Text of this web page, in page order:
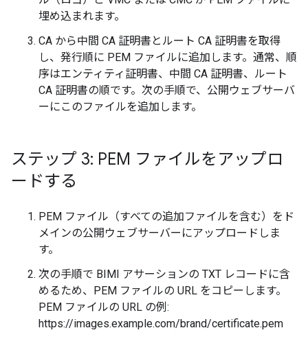
埋め込まれます。
CA から中間 CA 証明書とルート CA 証明書を取得
し、発行順に PEM ファイルに追加します。通常、順
序はエンティティ証明書、中間 CA 証明書、ルート
CA 証明書の順です。次の手順で、公開ウェブサーバ
ーにこのファイルを追加します。
ステップ 3: PEM ファイルをアップロ
ードする
PEM ファイル（すべての追加ファイルを含む）をド
メインの公開ウェブサーバーにアップロードしま
す。
次の手順で BIMI アサーションの TXT レコードに含
めるため、PEM ファイルの URL をコピーします。
PEM ファイルの URL の例:
https://images.example.com/brand/certificate.pem